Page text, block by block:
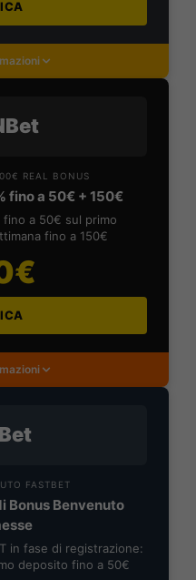
REAL BONUS
fino a 50€ + 150€
fino a 50€ sul primo
fino a 150€
FASTBET
Bonus Benvenuto
in fase di registrazione:
deposito fino a 50€